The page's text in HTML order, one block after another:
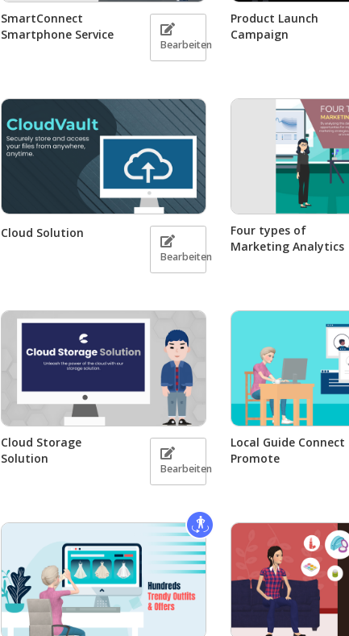
SmartConnect
Smartphone Service
Bearbeiten
Product Launch
Campaign
Cloud Solution
Bearbeiten
Four types of
Marketing Analytics
Cloud Storage
Solution
Bearbeiten
Local Guide Connect
Promote